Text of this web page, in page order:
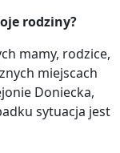
rodziny?
mamy, rodzice,
miejscach
Doniecka,
sytuacja jest